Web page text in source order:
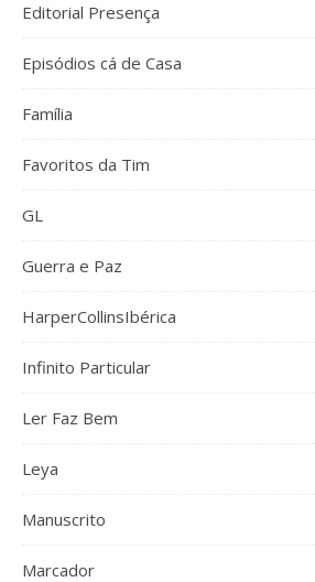
Editorial Presença
Episódios cá de Casa
Família
Favoritos da Tim
GL
Guerra e Paz
HarperCollinsIbérica
Infinito Particular
Ler Faz Bem
Leya
Manuscrito
Marcador